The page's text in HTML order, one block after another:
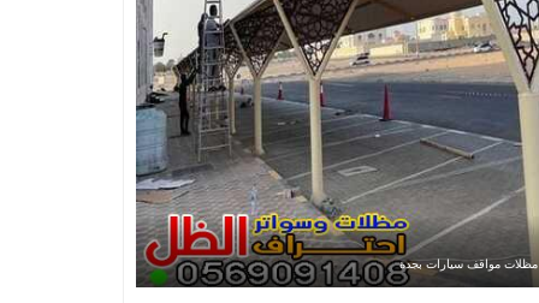
مظلات مواقف سيارات بجدة